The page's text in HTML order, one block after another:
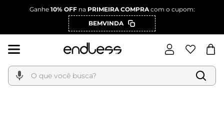
Ganhe 10% OFFna PRIMEIRA COMPRAcom o cupom:
BEMVINDA
O que você busca?